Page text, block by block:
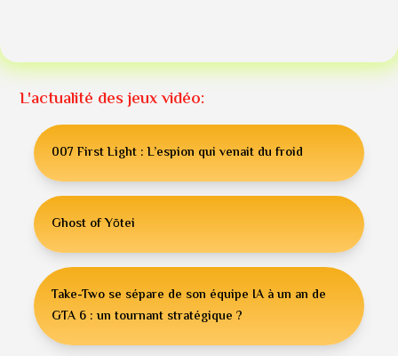
L'actualité des jeux vidéo:
007 First Light : L’espion qui venait du froid
Ghost of Yōtei
Take-Two se sépare de son équipe IA à un an de
GTA 6 : un tournant stratégique ?